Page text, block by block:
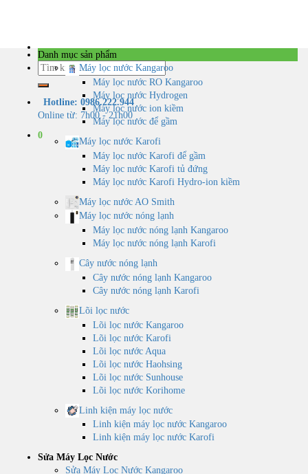
Tìm
Hotline: 0986.222.944
Online từ: 7h00 - 21h00
0
Danh mục sản phẩm
Máy lọc nước Kangaroo
Máy lọc nước RO Kangaroo
Máy lọc nước Hydrogen
Máy lọc nước ion kiềm
Máy lọc nước để gầm
Máy lọc nước Karofi
Máy lọc nước Karofi để gầm
Máy lọc nước Karofi tủ đứng
Máy lọc nước Karofi Hydro-ion kiềm
Máy lọc nước AO Smith
Máy lọc nước nóng lạnh
Máy lọc nước nóng lạnh Kangaroo
Máy lọc nước nóng lạnh Karofi
Cây nước nóng lạnh
Cây nước nóng lạnh Kangaroo
Cây nước nóng lạnh Karofi
Lõi lọc nước
Lõi lọc nước Kangaroo
Lõi lọc nước Karofi
Lõi lọc nước Aqua
Lõi lọc nước Haohsing
Lõi lọc nước Sunhouse
Lõi lọc nước Korihome
Linh kiện máy lọc nước
Linh kiện máy lọc nước Kangaroo
Linh kiện máy lọc nước Karofi
Sửa Máy Lọc Nước
Sửa Máy Lọc Nước Kangaroo